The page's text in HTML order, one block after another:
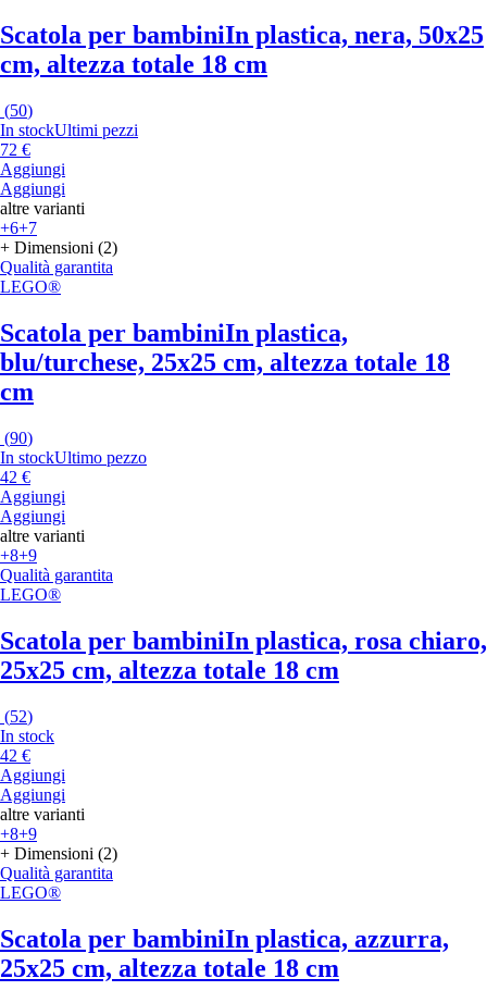
Scatola per bambiniIn plastica, nera, 50x25
cm, altezza totale 18 cm
(50)
In stockUltimi pezzi
72 €
Aggiungi
Aggiungi
altre varianti
+6+7
+ Dimensioni (2)
Qualità garantita
LEGO®
Scatola per bambiniIn plastica,
blu/turchese, 25x25 cm, altezza totale 18
cm
(90)
In stockUltimo pezzo
42 €
Aggiungi
Aggiungi
altre varianti
+8+9
Qualità garantita
LEGO®
Scatola per bambiniIn plastica, rosa chiaro,
25x25 cm, altezza totale 18 cm
(52)
In stock
42 €
Aggiungi
Aggiungi
altre varianti
+8+9
+ Dimensioni (2)
Qualità garantita
LEGO®
Scatola per bambiniIn plastica, azzurra,
25x25 cm, altezza totale 18 cm